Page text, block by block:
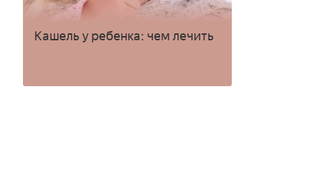
Кашель у ребенка: чем лечить